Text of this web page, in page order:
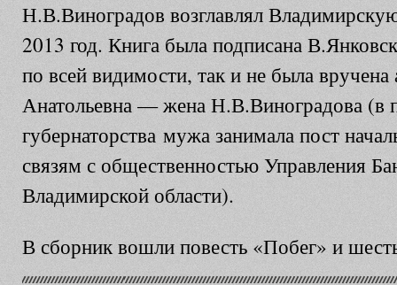
Н.В.Виноградов возглавлял
2013 год. Книга была подписана
по всей видимости, так и не была
Анатольевна — жена Н.В.Виноградова (в
губернаторства мужа занимала пост
связям с общественностью Управления
Владимирской области).
В сборник вошли повесть «Побег» и